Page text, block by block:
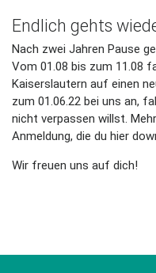
Endlich gehts
Nach zwei Jahren Pause
Vom 01.08 bis zum 11.08
Kaiserslautern auf einen
zum 01.06.22 bei uns an,
nicht verpassen willst.
Anmeldung, die du hier
Wir freuen uns auf dich!